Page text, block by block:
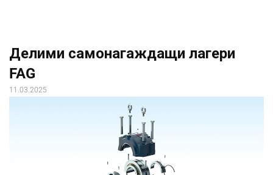
Делими самонагаждащи лагери
FAG
11.03.2025